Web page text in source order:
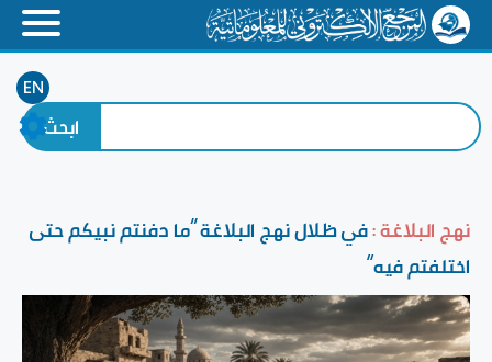
EN
نهج البلاغة :في ظلال نهج البلاغة ”ما دفنتم نبيكم حتى
اختلفتم فيه“